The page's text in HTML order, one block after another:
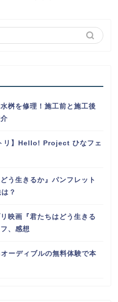
桝を修理！施工前と施工後
リ】Hello! Project ひなフェ
う生きるか』パンフレット
？
映画『君たちはどう生きる
、感想
ーディブルの無料体験で本